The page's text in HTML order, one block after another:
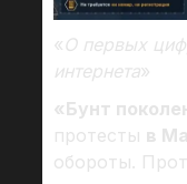
« О первых
интернета»
«Бунт
протесты в
обороты.